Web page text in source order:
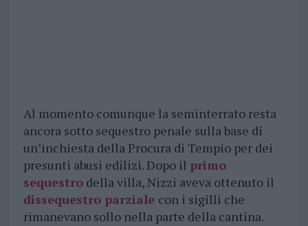
Al momento comunque la seminterrato resta
ancora sotto sequestro penale sulla base di
un’inchiesta della Procura di Tempio per dei
presunti abusi edilizi. Dopo il primo
sequestrodella villa, Nizzi aveva ottenuto il
dissequestro parziale con i sigilli che
rimanevano sollo nella parte della cantina.